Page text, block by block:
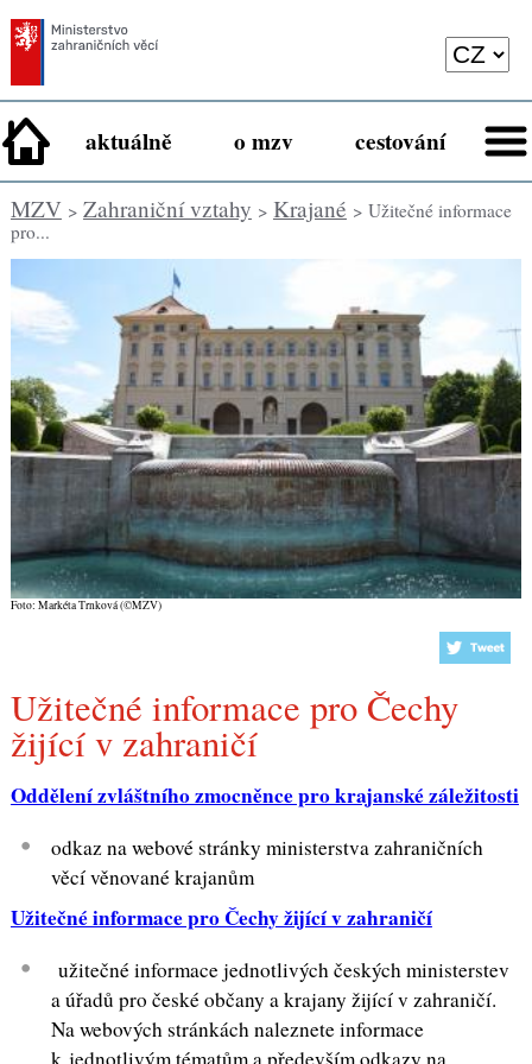
aktuálně o mzv cestování
MZV> Zahraniční vztahy > Krajané > Užitečné informace
pro...
Foto: Markéta Trnková (©MZV)
Užitečné informace pro Čechy
žijící v zahraničí
Oddělení zvláštního zmocněnce pro krajanské záležitosti
odkaz na webové stránky ministerstva zahraničních
věcí věnované krajanům
Užitečné informace pro Čechy žijící v zahraničí
užitečné informace jednotlivých českých ministerstev
a úřadů pro české občany a krajany žijící v zahraničí.
Na webových stránkách naleznete informace
k jednotlivým tématům a především odkazy na